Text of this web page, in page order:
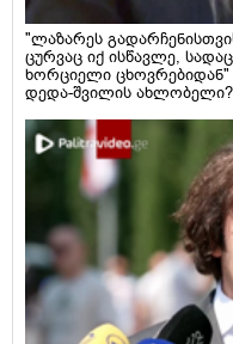
"ლაზარეს
ცურვაც იქ ისწავლე,
ხორციელი
დედა-შვილის ახლობელი?